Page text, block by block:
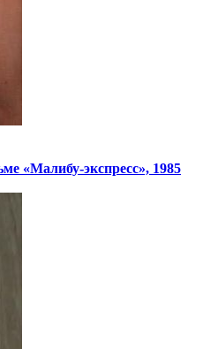
«Малибу-экспресс», 1985